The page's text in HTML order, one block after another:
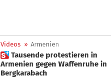
Videos » Armenien
 Tausende protestieren in
Armenien gegen Waffenruhe in
Bergkarabach